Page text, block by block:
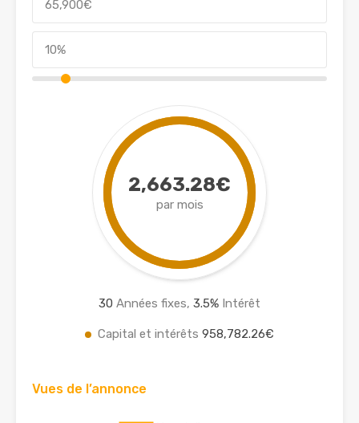
2,663.28€
par mois
30 Années fixes, 3.5% Intérêt
Capital et intérêts 958,782.26€
Vues de l’annonce